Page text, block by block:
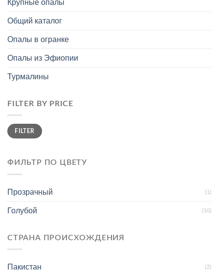
Крупные опалы
Общий каталог
Опалы в огранке
Опалы из Эфиопии
Турмалины
FILTER BY PRICE
Min
price
Max
priceFILTER
ФИЛЬТР ПО ЦВЕТУ
Прозрачный (1)
Голубой (10)
СТРАНА ПРОИСХОЖДЕНИЯ
Пакистан (2)